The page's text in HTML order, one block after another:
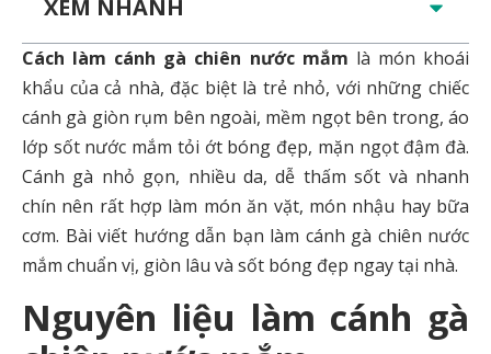
XEM NHANH
Cách làm cánh gà chiên nước mắm là món khoái
khẩu của cả nhà, đặc biệt là trẻ nhỏ, với những chiếc
cánh gà giòn rụm bên ngoài, mềm ngọt bên trong, áo
lớp sốt nước mắm tỏi ớt bóng đẹp, mặn ngọt đậm đà.
Cánh gà nhỏ gọn, nhiều da, dễ thấm sốt và nhanh
chín nên rất hợp làm món ăn vặt, món nhậu hay bữa
cơm. Bài viết hướng dẫn bạn làm cánh gà chiên nước
mắm chuẩn vị, giòn lâu và sốt bóng đẹp ngay tại nhà.
Nguyên liệu làm cánh gà